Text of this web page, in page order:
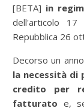
[BETA] in
dell'articolo
Repubblica 26
Decorso un
la necessità di
credito per
fatturato e,